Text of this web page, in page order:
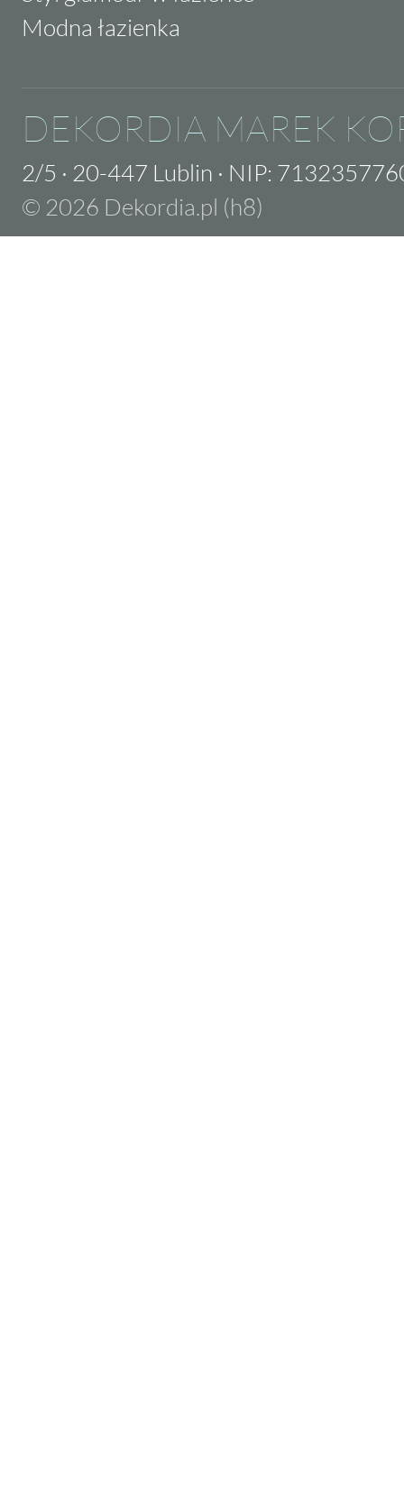
Modna łazienka
DEKORDIA MAREK
2/5 · 20-447 Lublin · NIP:
© 2026 Dekordia.pl (h8)